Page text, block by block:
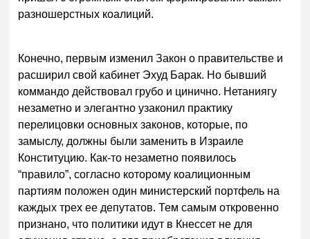
разношерстных коалиций.
Конечно, первым изменил Закон о правительстве и
расширил свой кабинет Эхуд Барак. Но бывший
коммандо действовал грубо и цинично. Нетаниягу
незаметно и элегантно узаконил практику
перелицовки основных законов, которые, по
замыслу, должны были заменить в Израиле
Конституцию. Как-то незаметно появилось
“правило”, согласно которому коалиционным
партиям положен один министерский портфель на
каждых трех ее депутатов. Тем самым откровенно
признано, что политики идут в Кнессет не для